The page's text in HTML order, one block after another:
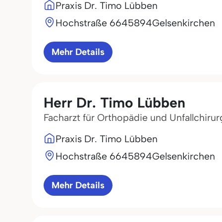
Praxis Dr. Timo Lübben
Hochstraße 6645894Gelsenkirchen
Mehr Details
Herr Dr. Timo Lübben
Facharzt für Orthopädie und
Praxis Dr. Timo Lübben
Hochstraße 6645894Gelsenkirchen
Mehr Details